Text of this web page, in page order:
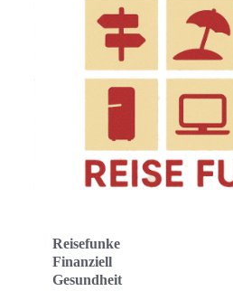
Reisefunke
Finanziell
Gesundheit